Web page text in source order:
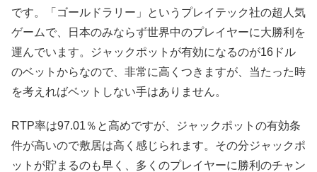
です。「ゴールドラリー」というプレイテック社の超人気
ゲームで、日本のみならず世界中のプレイヤーに大勝利を
運んでいます。ジャックポットが有効になるのが16ドル
のベットからなので、非常に高くつきますが、当たった時
を考えればベットしない手はありません。
RTP率は97.01％と高めですが、ジャックポットの有効条
件が高いので敷居は高く感じられます。その分ジャックポ
ットが貯まるのも早く、多くのプレイヤーに勝利のチャン